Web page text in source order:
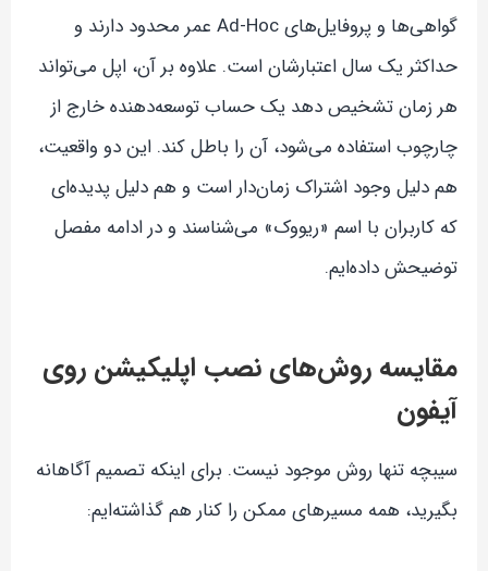
گواهی‌ها و پروفایل‌های Ad-Hoc عمر محدود دارند و
حداکثر یک سال اعتبارشان است. علاوه بر آن، اپل می‌تواند
هر زمان تشخیص دهد یک حساب توسعه‌دهنده خارج از
چارچوب استفاده می‌شود، آن را باطل کند. این دو واقعیت،
هم دلیل وجود اشتراک زمان‌دار است و هم دلیل پدیده‌ای
که کاربران با اسم «ریووک» می‌شناسند و در ادامه مفصل
توضیحش داده‌ایم.
مقایسه روش‌های نصب اپلیکیشن روی
آیفون
سیبچه تنها روش موجود نیست. برای اینکه تصمیم آگاهانه
بگیرید، همه مسیرهای ممکن را کنار هم گذاشته‌ایم: